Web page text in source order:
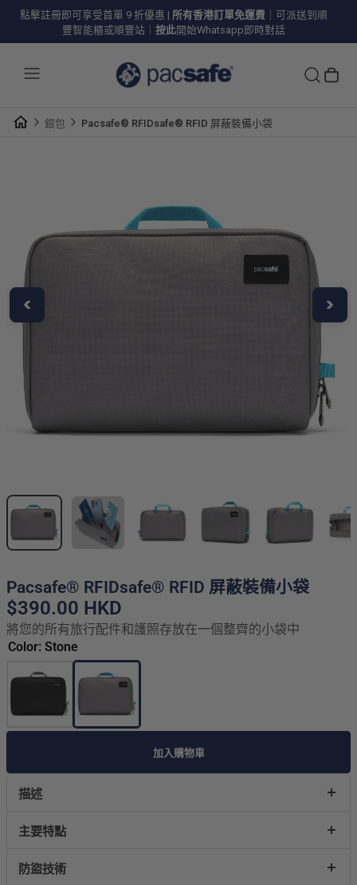
點擊註冊即可享受首單 9 折優惠 | 所有香港訂單免運費 ｜可派送到順
豐智能櫃或順豐站｜ 按此開始Whatsapp即時對話
銀包 Pacsafe® RFIDsafe® RFID 屏蔽裝備小袋
Pacsafe® RFIDsafe® RFID 屏蔽裝備小袋
$390.00 HKD
將您的所有旅行配件和護照存放在一個整齊的小袋中
Color: Stone
加入購物車
描述
主要特點
防盜技術